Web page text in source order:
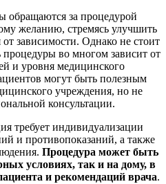
обращаются за процедурой
желанию, стремясь улучшить
зависимости. Однако не стоит
процедуры во многом зависит от
и уровня медицинского
могут быть полезным
учреждения, но не
консультации.
требует индивидуализации
и противопоказаний, а также
Процедура может быть
условиях, так и на дому, в
и рекомендаций врача.